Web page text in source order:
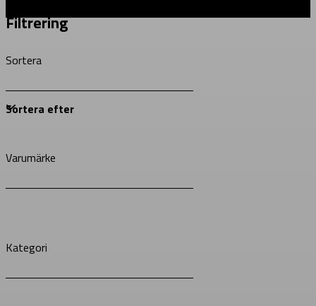
Filtrering
Sortera
Varumärke
Kategori